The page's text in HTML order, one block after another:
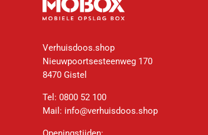
Verhuisdoos.shop
Nieuwpoortsesteenweg 170
8470 Gistel
Tel: 0800 52 100
Mail: info@verhuisdoos.shop